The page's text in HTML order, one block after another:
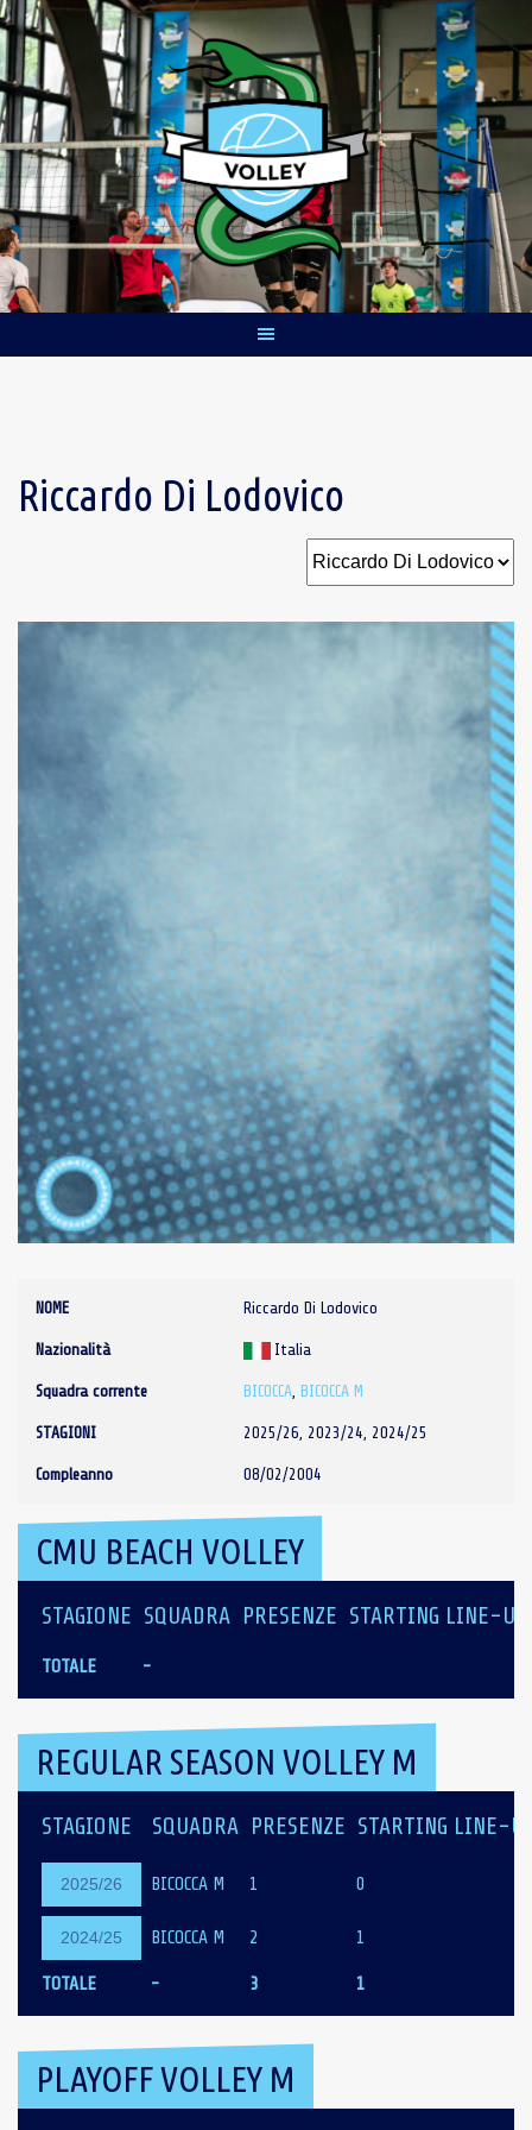
Skip
to
content
Riccardo Di Lodovico
NOME Riccardo Di Lodovico
Nazionalità Italia
Squadra corrente BICOCCA, BICOCCA M
STAGIONI 2025/26, 2023/24, 2024/25
Compleanno 08/02/2004
CMU BEACH VOLLEY
STAGIONE SQUADRA PRESENZE STARTING LINE-UP
TOTALE -
REGULAR SEASON VOLLEY M
STAGIONE SQUADRA PRESENZE STARTING LINE-
2025/26 BICOCCA M 1 0
2024/25 BICOCCA M 2 1
TOTALE - 3 1
PLAYOFF VOLLEY M